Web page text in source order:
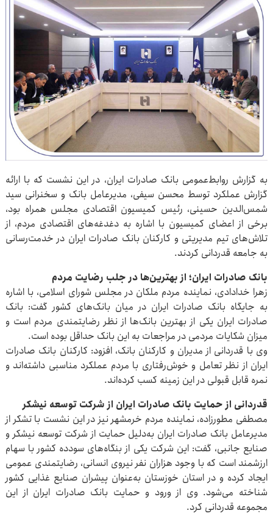
به گزارش روابط‌عمومی بانک صادرات ایران، در این نشست که با ارائه
گزارش عملکرد توسط محسن سیفی، مدیرعامل بانک و سخنرانی سید
شمس‌الدین حسینی، رئیس کمیسیون اقتصادی مجلس همراه بود،
برخی از اعضای کمیسیون با اشاره به دغدغه‌های اقتصادی مردم، از
تلاش‌های تیم مدیریتی و کارکنان بانک صادرات ایران در خدمت‌رسانی
به جامعه قدردانی کردند.
بانک صادرات ایران؛ از بهترین‌ها در جلب رضایت مردم
زهرا خدادادی، نماینده مردم ملکان در مجلس شورای اسلامی، با اشاره
به جایگاه بانک صادرات ایران در میان بانک‌های کشور گفت: بانک
صادرات ایران یکی از بهترین بانک‌ها از نظر رضایتمندی مردم است و
میزان شکایات مردمی در مراجعات به این بانک حداقل بوده است.
وی با قدردانی از مدیران و کارکنان بانک، افزود: کارکنان بانک صادرات
ایران از نظر تعامل و خوش‌رفتاری با مردم عملکرد مناسبی داشته‌اند و
نمره قابل قبولی در این زمینه کسب کرده‌اند.
قدردانی از حمایت بانک صادرات ایران از شرکت توسعه نیشکر
مصطفی مطورزاده، نماینده مردم خرمشهر نیز در این نشست با تشکر از
مدیرعامل بانک صادرات ایران به‌دلیل حمایت از شرکت توسعه نیشکر و
صنایع جانبی، گفت: این شرکت یکی از بنگاه‌های سودده کشور با سهام
ارزشمند است که با وجود هزاران نفر نیروی انسانی، رضایتمندی عمومی
ایجاد کرده و در استان خوزستان به‌عنوان پیشران صنایع غذایی کشور
شناخته می‌شود. وی از ورود و حمایت بانک صادرات ایران از این
مجموعه قدردانی کرد.